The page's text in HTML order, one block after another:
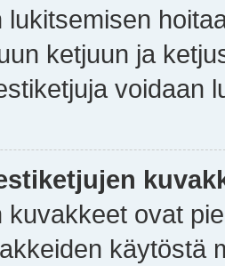
lukitsemisen
ketjuun ja
voidaan
kuvakkeet ovat
käytöstä